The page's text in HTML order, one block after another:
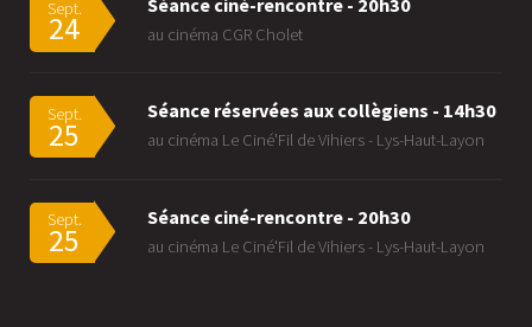
Sept.
24
Séance ciné-rencontre - 20h30
au cinéma CGR Cholet
Sept.
25
Séance réservées aux collègiens - 14h30
au cinéma Le Ciné'Fil de Vihiers - Lys-Haut-Layon
Sept.
25
Séance ciné-rencontre - 20h30
au cinéma Le Ciné'Fil de Vihiers - Lys-Haut-Layon